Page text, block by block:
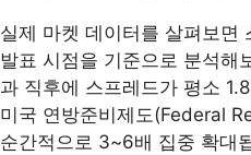
실제 마켓 데이터를 살펴보면
발표 시점을 기준으로 분석해
과 직후에 스프레드가 평소
미국 연방준비제도(Federal
순간적으로 3~6배 집중 확대